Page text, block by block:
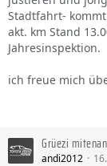
Stadtfahrt-
akt. km Stand
Jahresinspektion.
ich freue mich
Grüezi
andi2012